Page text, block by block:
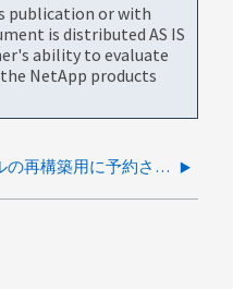
publication or with
is distributed AS IS
ability to evaluate
NetApp products
Recovery Guruで、ディスクプールの再構築用に予約されたドライブ数がしきい値を下回っているとSANtricityから報告されます